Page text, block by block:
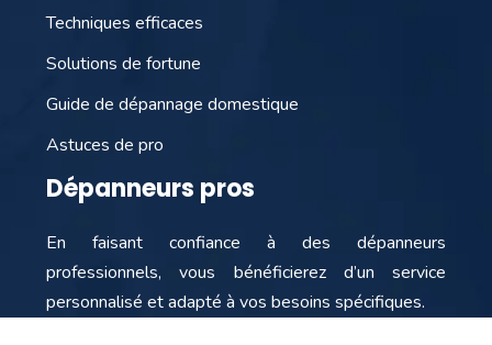
Techniques efficaces
Solutions de fortune
Guide de dépannage domestique
Astuces de pro
Dépanneurs pros
En faisant confiance à des dépanneurs
professionnels, vous bénéficierez d’un service
personnalisé et adapté à vos besoins spécifiques.